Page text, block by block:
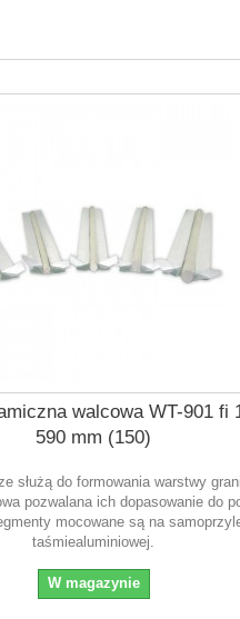
walcowa WT-901 fi
590 mm (150)
służą do formowania warstwy
pozwalana ich dopasowanie do
mocowane są na
taśmiealuminiowej.
W magazynie